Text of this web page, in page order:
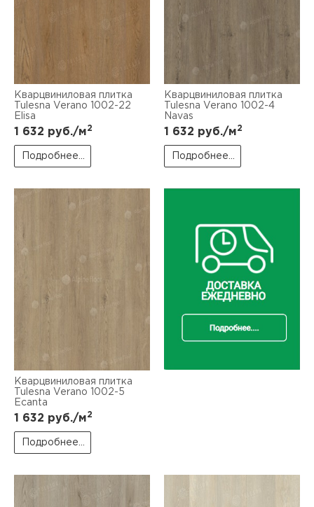
Кварцвиниловая плитка
Tulesna Verano 1002-22
Elisa
1 632 руб./м2
Подробнее...
Кварцвиниловая плитка
Tulesna Verano 1002-4
Navas
1 632 руб./м2
Подробнее...
Кварцвиниловая плитка
Tulesna Verano 1002-5
Ecanta
1 632 руб./м2
Подробнее...